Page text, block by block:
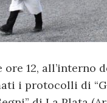
ore 12, all’interno
i protocolli di